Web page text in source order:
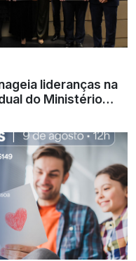
lideranças na
do Ministério